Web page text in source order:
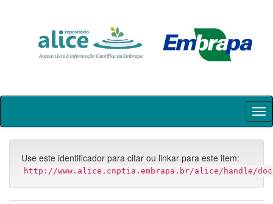
Skip
Use este identificador para citar ou linkar para este item:
http://www.alice.cnptia.embrapa.br/alice/handle/